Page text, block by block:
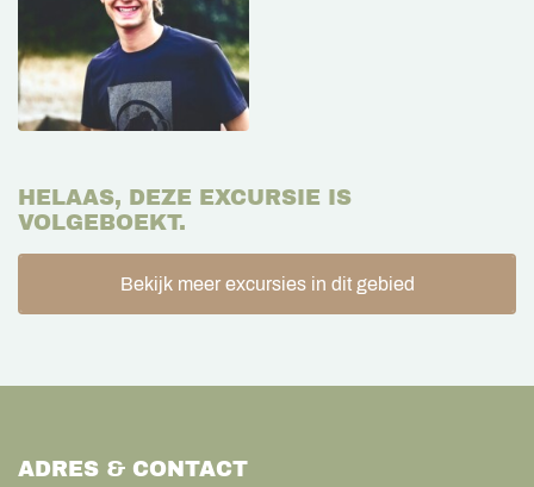
HELAAS, DEZE EXCURSIE IS
VOLGEBOEKT.
Bekijk meer excursies in dit gebied
ADRES & CONTACT